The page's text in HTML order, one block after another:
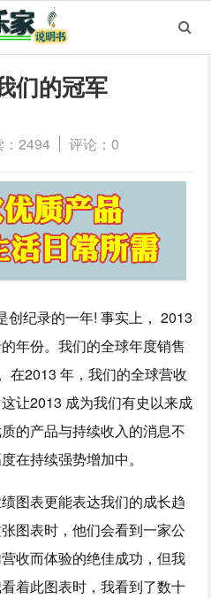
们的冠军
：2494 评论：0
创纪录的一年! 事实上， 2013
年份。我们的全球年度销售
在2013 年，我们的全球营收
让2013 成为我们有史以来成
的产品与持续收入的消息不
在持续强势增加中。
图表更能表达我们的成长趋
图表时，他们会看到一家公
收而体验的绝佳成功，但我
着此图表时，我看到了数十